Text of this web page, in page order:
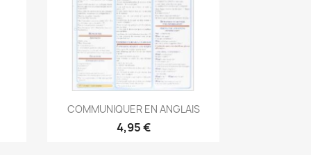
 Aperçu rapide
COMMUNIQUER EN ANGLAIS
4,95 €